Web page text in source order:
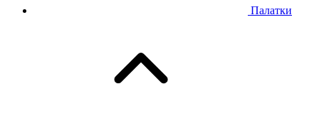
Палатки